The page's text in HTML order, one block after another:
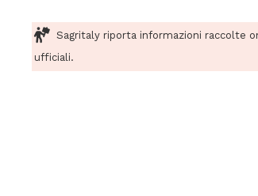
Sagritaly riporta informazioni raccolte
ufficiali.